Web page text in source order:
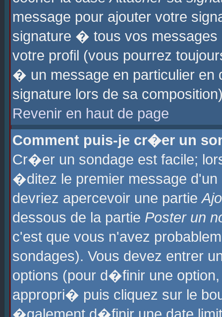
message pour ajouter votre
signature � tous vos
votre profil (vous pourrez
� un message en particulier
signature lors de sa
Revenir en haut de page
Comment puis-je cr�er un
Cr�er un sondage est facile;
�ditez le premier message
devriez apercevoir une partie
dessous de la partie Poster un
c'est que vous n'avez
sondages). Vous devez entrer
options (pour d�finir une
appropri� puis cliquez sur le